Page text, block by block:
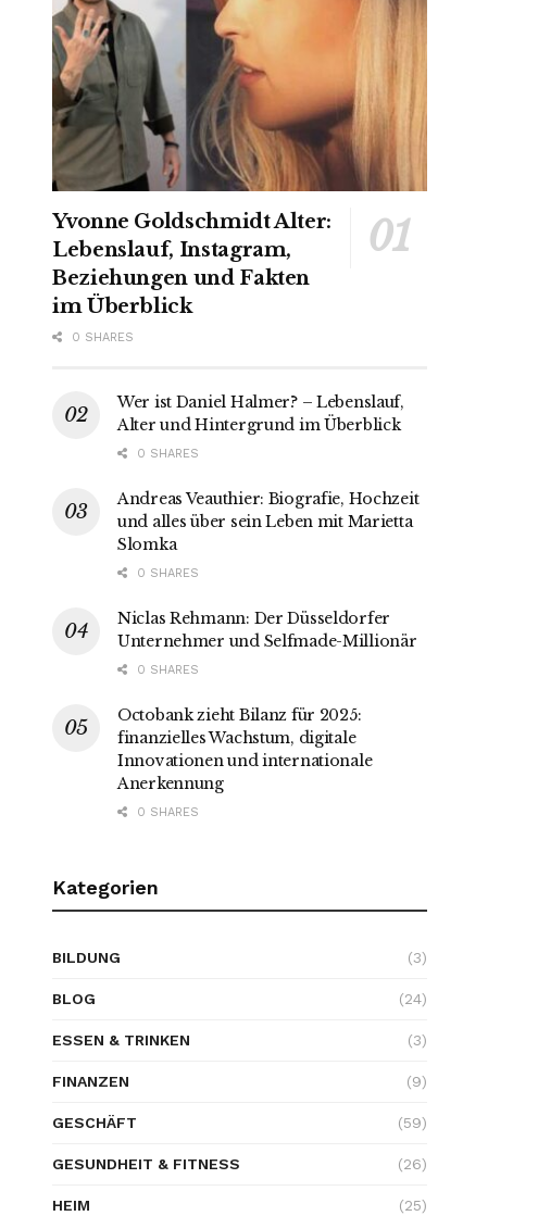
Yvonne Goldschmidt Alter:
Lebenslauf, Instagram,
Beziehungen und Fakten
im Überblick
0 SHARES
Wer ist Daniel Halmer? – Lebenslauf,
Alter und Hintergrund im Überblick
0 SHARES
Andreas Veauthier: Biografie, Hochzeit
und alles über sein Leben mit Marietta
Slomka
0 SHARES
Niclas Rehmann: Der Düsseldorfer
Unternehmer und Selfmade-Millionär
0 SHARES
Octobank zieht Bilanz für 2025:
finanzielles Wachstum, digitale
Innovationen und internationale
Anerkennung
0 SHARES
Kategorien
BILDUNG (3)
BLOG (24)
ESSEN & TRINKEN (3)
FINANZEN (9)
GESCHÄFT (59)
GESUNDHEIT & FITNESS (26)
HEIM (25)